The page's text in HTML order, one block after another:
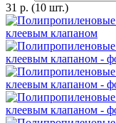
31 р. (10 шт.)